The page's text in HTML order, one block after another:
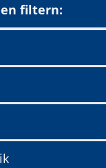
filtern: